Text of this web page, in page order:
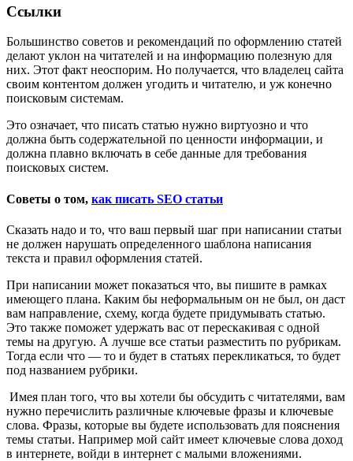
Ссылки
Большинство советов и рекомендаций по оформлению статей
делают уклон на читателей и на информацию полезную для
них. Этот факт неоспорим. Но получается, что владелец сайта
своим контентом должен угодить и читателю, и уж конечно
поисковым системам.
Это означает, что писать статью нужно виртуозно и что
должна быть содержательной по ценности информации, и
должна плавно включать в себе данные для требования
поисковых систем.
Советы о том, как писать SEO статьи
Сказать надо и то, что ваш первый шаг при написании статьи
не должен нарушать определенного шаблона написания
текста и правил оформления статей.
При написании может показаться что, вы пишите в рамках
имеющего плана. Каким бы неформальным он не был, он даст
вам направление, схему, когда будете придумывать статью.
Это также поможет удержать вас от перескакивая с одной
темы на другую. А лучше все статьи разместить по рубрикам.
Тогда если что — то и будет в статьях перекликаться, то будет
под названием рубрики.
Имея план того, что вы хотели бы обсудить с читателями, вам
нужно перечислить различные ключевые фразы и ключевые
слова. Фразы, которые вы будете использовать для пояснения
темы статьи. Например мой сайт имеет ключевые слова доход
в интернете, войди в интернет с малыми вложениями.